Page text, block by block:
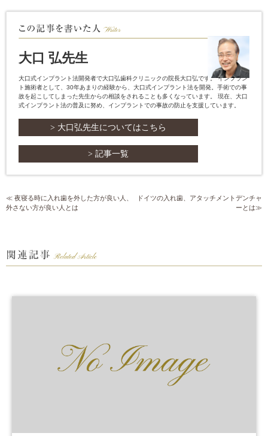
大口 弘先生
大口式インプラント法開発者で大口弘歯科クリニックの院長大口弘です。 インプラン
ト施術者として、30年あまりの経験から、大口式インプラント法を開発。手術での事
故を起こしてしまった先生からの相談をされることも多くなっています。 現在、大口
式インプラント法の普及に努め、インプラントでの事故の防止を支援しています。
> 大口弘先生についてはこちら
> 記事一覧
夜寝る時に入れ歯を外した方が良い人、
外さない方が良い人とは
ドイツの入れ歯、アタッチメントデンチャ
ーとは